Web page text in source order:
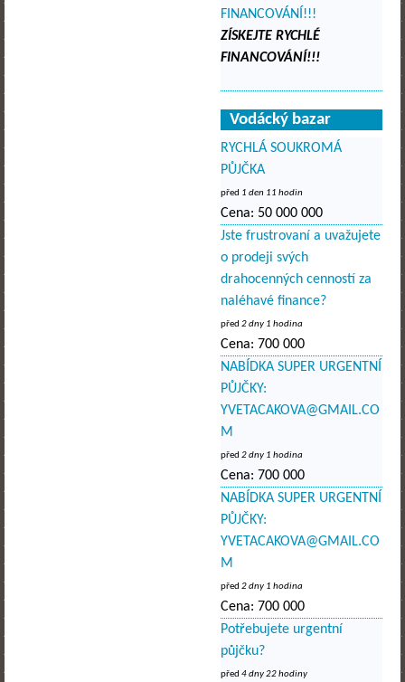
FINANCOVÁNÍ!!!
ZÍSKEJTE RYCHLÉ
FINANCOVÁNÍ!!!
Vodácký bazar
RYCHLÁ SOUKROMÁ
PŮJČKA
před 1 den 11 hodin
Cena: 50 000 000
Jste frustrovaní a uvažujete
o prodeji svých
drahocenných cenností za
naléhavé finance?
před 2 dny 1 hodina
Cena: 700 000
NABÍDKA SUPER URGENTNÍ
PŮJČKY:
YVETACAKOVA@GMAIL.CO
M
před 2 dny 1 hodina
Cena: 700 000
NABÍDKA SUPER URGENTNÍ
PŮJČKY:
YVETACAKOVA@GMAIL.CO
M
před 2 dny 1 hodina
Cena: 700 000
Potřebujete urgentní
půjčku?
před 4 dny 22 hodiny